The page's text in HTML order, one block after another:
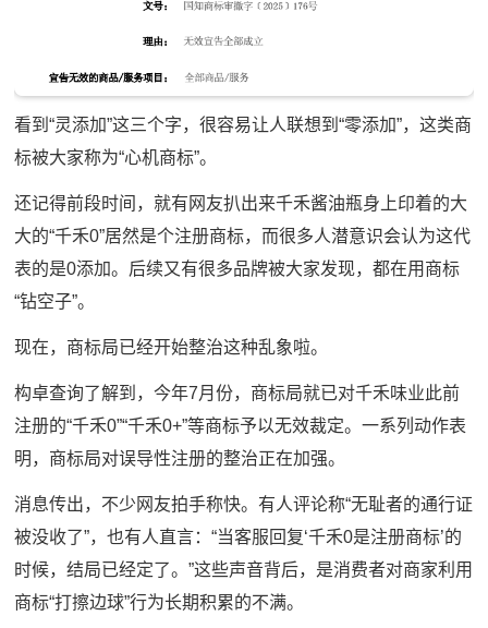
看到“灵添加”这三个字，很容易让人联想到“零添加”，这类商
标被大家称为“心机商标”。
还记得前段时间，就有网友扒出来千禾酱油瓶身上印着的大
大的“千禾0”居然是个注册商标，而很多人潜意识会认为这代
表的是0添加。后续又有很多品牌被大家发现，都在用商标
“钻空子”。
现在，商标局已经开始整治这种乱象啦。
构卓查询了解到，今年7月份，商标局就已对千禾味业此前
注册的“千禾0”“千禾0+”等商标予以无效裁定。一系列动作表
明，商标局对误导性注册的整治正在加强。
消息传出，不少网友拍手称快。有人评论称“无耻者的通行证
被没收了”，也有人直言：“当客服回复‘千禾0是注册商标’的
时候，结局已经定了。”这些声音背后，是消费者对商家利用
商标“打擦边球”行为长期积累的不满。